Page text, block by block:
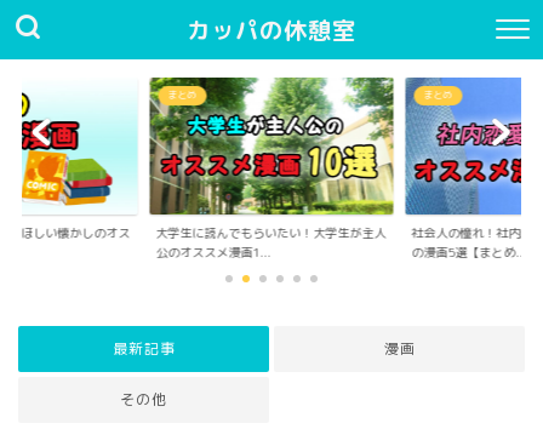
カッパの休憩室
でほしい懐かしのオス
まとめ
大学生に読んでもらいたい！大学生が主人
公のオススメ漫画1...
まとめ
社会人の憧れ！社内恋
の漫画5選【まとめ...
最新記事 漫画
その他